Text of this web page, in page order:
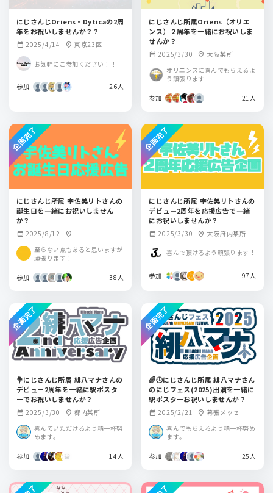
にじさんじOriens・Dyticaの2周
年をお祝いしませんか？？
calendar_month 2025/4/14 location_on 東京23区
お気軽にご参加ください！！
参加 26人
にじさんじ所属Oriens（オリエ
ンス）２周年を一緒にお祝いしま
せんか？
calendar_month 2025/3/30 location_on 大阪某所
オリエンスに喜んでもらえるよ
う頑張ります
参加 21人
にじさんじ所属 宇佐美リトさんの
誕生日を一緒にお祝いしません
か？
calendar_month 2025/8/12 location_on
至らない点もあると思いますが
頑張ります！
参加 38人
企画完了
にじさんじ所属 宇佐美リトさんの
デビュー2周年を応援広告で一緒
にお祝いしませんか？
calendar_month 2025/3/30 location_on 大阪府内某所
喜んで頂けるよう頑張ります！
参加 97人
企画完了
💐‪‪にじさんじ所属 緋八マナさんの
デビュー2周年を一緒に駅ポスタ
ーでお祝いしませんか？
calendar_month 2025/3/30 location_on 都内某所
喜んでいただけるよう精一杯努
めます。
参加 14人
企画完了
🌈🕒にじさんじ所属 緋八マナさん
のにじフェス(2025)出演を一緒に
駅ポスターお祝いしませんか？
calendar_month 2025/2/21 location_on 幕張メッセ
喜んでもらえるよう精一杯努め
ます。
参加 25人
企画完了